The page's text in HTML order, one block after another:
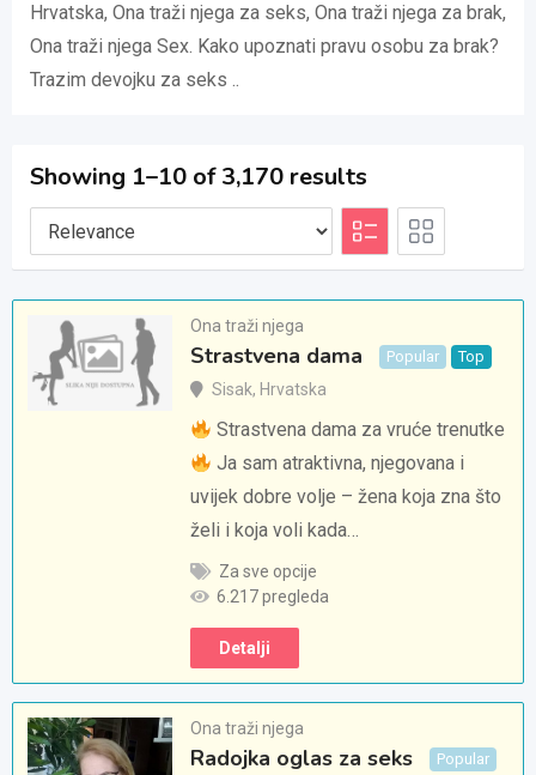
Hrvatska, Ona traži njega za seks, Ona traži njega za brak,
Ona traži njega Sex. Kako upoznati pravu osobu za brak?
Trazim devojku za seks ..
Showing 1–10 of 3,170 results
Ona traži njega
Strastvena dama Popular Top
Sisak, Hrvatska
Strastvena dama za vruće trenutke
Ja sam atraktivna, njegovana i
uvijek dobre volje – žena koja zna što
želi i koja voli kada…
Za sve opcije
6.217 pregleda
Detalji
Ona traži njega
Radojka oglas za seks
Popular